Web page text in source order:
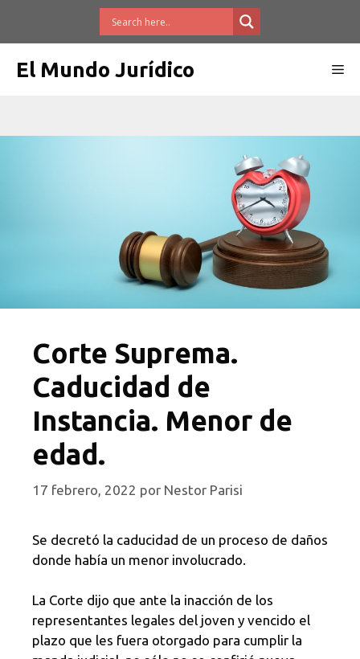
El Mundo Jurídico
Corte Suprema.
Caducidad de
Instancia. Menor de
edad.
17 febrero, 2022 por Nestor Parisi
Se decretó la caducidad de un proceso de daños
donde había un menor involucrado.
La Corte dijo que ante la inacción de los
representantes legales del joven y vencido el
plazo que les fuera otorgado para cumplir la